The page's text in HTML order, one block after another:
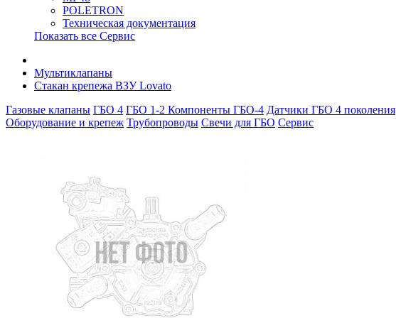
POLETRON
Техническая документация
Показать все Сервис
Мультиклапаны
Стакан крепежа ВЗУ Lovato
Газовые клапаны ГБО 4 ГБО 1-2 Компоненты ГБО-4 Датчики ГБО 4 поколения
Оборудование и крепеж Трубопроводы Свечи для ГБО Сервис